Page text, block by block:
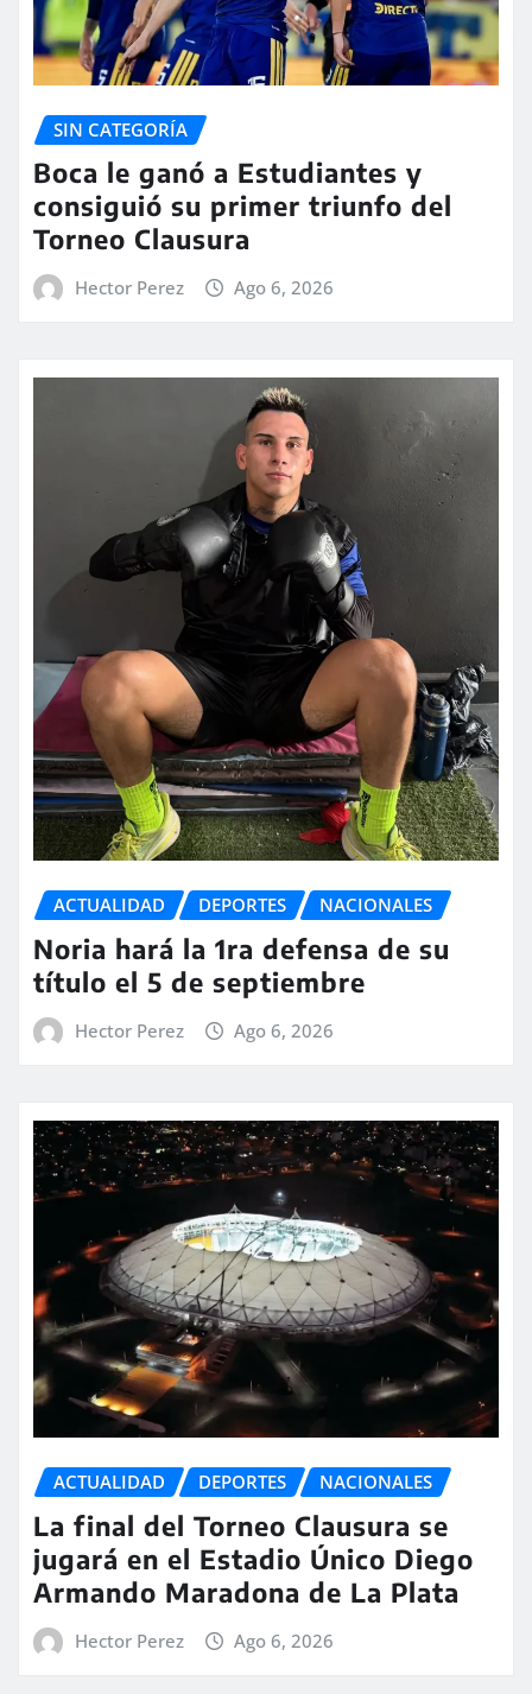
SIN CATEGORÍA
Boca le ganó a Estudiantes y
consiguió su primer triunfo del
Torneo Clausura
Hector Perez Ago 6, 2026
ACTUALIDAD DEPORTES NACIONALES
Noria hará la 1ra defensa de su
título el 5 de septiembre
Hector Perez Ago 6, 2026
ACTUALIDAD DEPORTES NACIONALES
La final del Torneo Clausura se
jugará en el Estadio Único Diego
Armando Maradona de La Plata
Hector Perez Ago 6, 2026